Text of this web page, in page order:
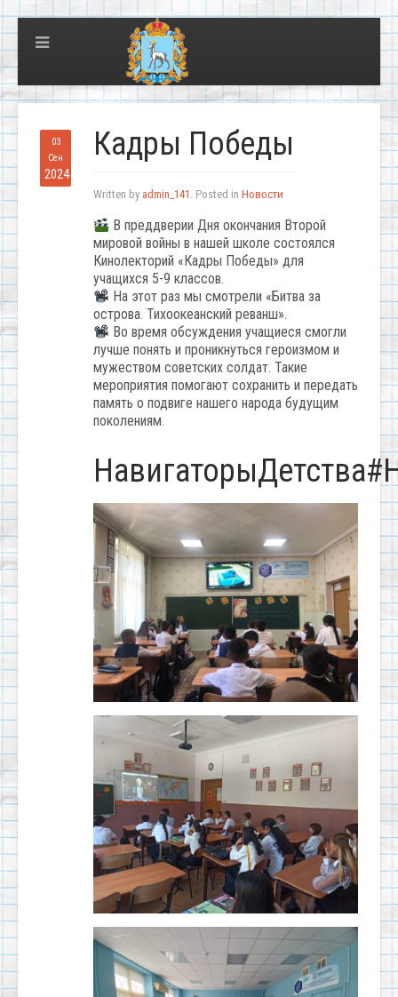
03
Сен
2024
Кадры Победы
Written by admin_141 . Posted in Новости
В преддверии Дня окончания Второй
мировой войны в нашей школе состоялся
Кинолекторий «Кадры Победы» для
учащихся 5-9 классов.
На этот раз мы смотрели «Битва за
острова. Тихоокеанский реванш».
Во время обсуждения учащиеся смогли
лучше понять и проникнуться героизмом и
мужеством советских солдат. Такие
мероприятия помогают сохранить и передать
память о подвиге нашего народа будущим
поколениям.